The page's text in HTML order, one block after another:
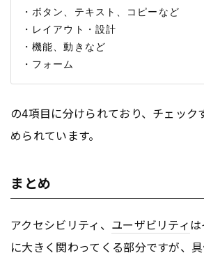
・ボタン、テキスト、コピーなど
・レイアウト・設計
・機能、動きなど
の4項目に分けられており、チェック
められています。
まとめ
アクセシビリティ、 ユーザビリティ
に大きく関わってくる部分ですが、